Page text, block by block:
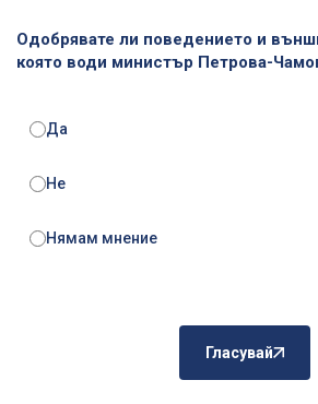
Одобрявате ли поведението и
която води министър Петрова-
Да
Не
Нямам мнение
Гласувай